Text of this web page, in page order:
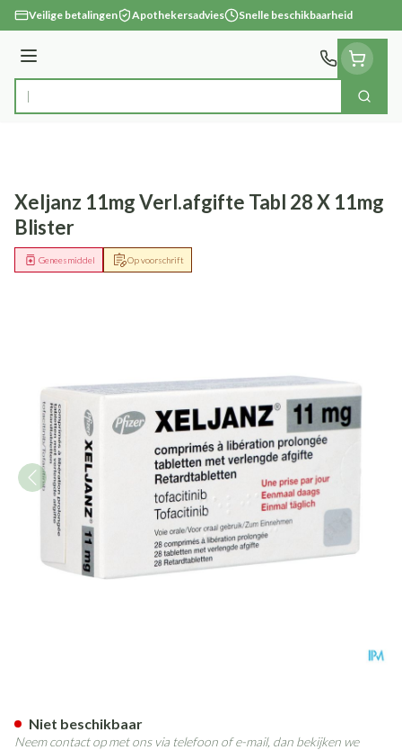
Ga naar de inhoud
Veilige betalingen Apothekersadvies Snelle beschikbaarheid
Menu
Product, merk, categorie... Zoek
Xeljanz 11mg Verl.afgifte Tabl 28 X 11mg
Blister
Op voorschrift
Geneesmiddel
Niet beschikbaar
Neem contact op met ons via telefoon of e-mail, dan bekijken we